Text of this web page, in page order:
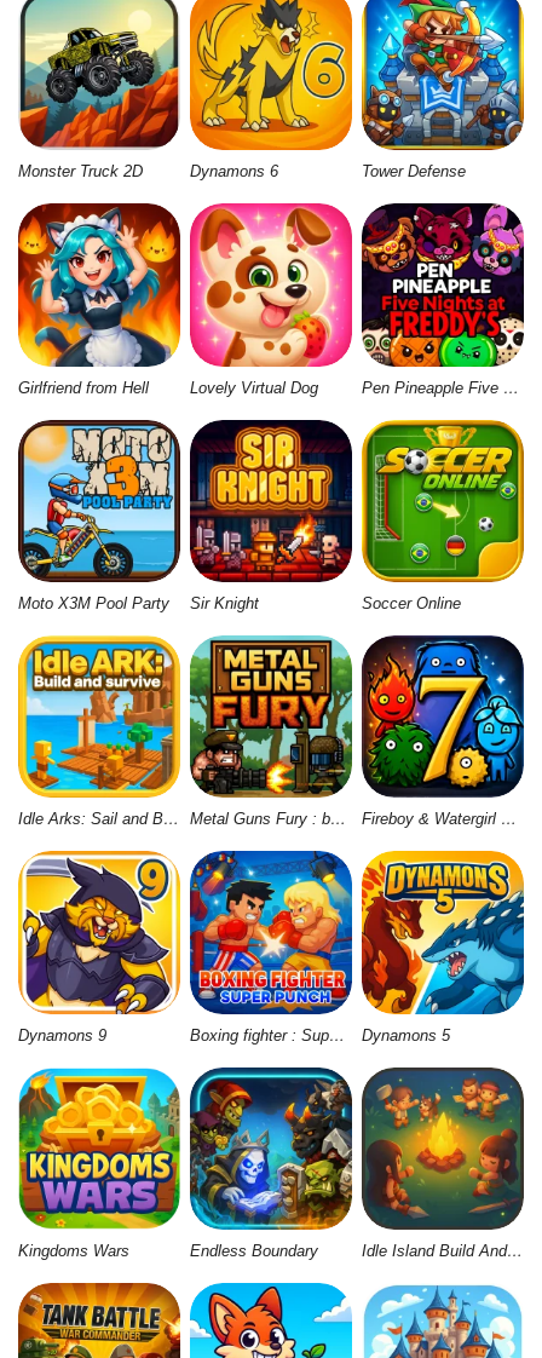
Monster Truck 2D Dynamons 6 Tower Defense
Girlfriend from Hell Lovely Virtual Dog Pen Pineapple Five Nights At Freddy's
Moto X3M Pool Party Sir Knight Soccer Online
Idle Arks: Sail and Build Metal Guns Fury : beat em up Fireboy & Watergirl 7: and Friends
Dynamons 9 Boxing fighter : Super punch Dynamons 5
Kingdoms Wars Endless Boundary Idle Island Build And Survive